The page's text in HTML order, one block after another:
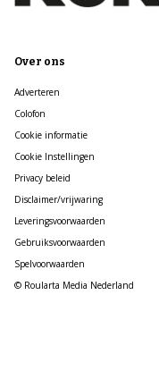
Over ons
Adverteren
Colofon
Cookie informatie
Cookie Instellingen
Privacy beleid
Disclaimer/vrijwaring
Leveringsvoorwaarden
Gebruiksvoorwaarden
Spelvoorwaarden
© Roularta Media Nederland